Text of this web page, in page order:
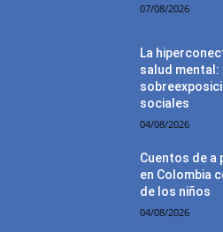
07/08/2026
La
salud
sociales
04/08/2026
Cuentos de a
en Colombia
de los niños
04/08/2026